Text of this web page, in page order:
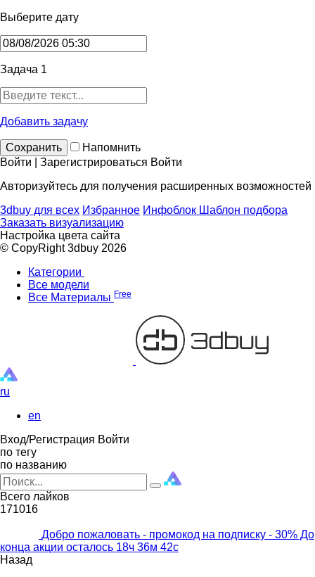
Выберите дату
Задача 1
Добавить задачу
Сохранить
Напомнить
Войти | Зарегистрироваться Войти
Авторизуйтесь для получения расширенных возможностей
3dbuy для всех Избранное Инфоблок Шаблон подбора
Заказать визуализацию
Настройка цвета сайта
© CopyRight 3dbuy 2026
Категории
Все модели
Все Материалы Free
ru
en
Вход/Регистрация Войти
по тегу
по названию
Всего лайков
171016
Добро пожаловать - промокод на подписку - 30% До
конца акции осталось 18ч 36м 40с
Назад